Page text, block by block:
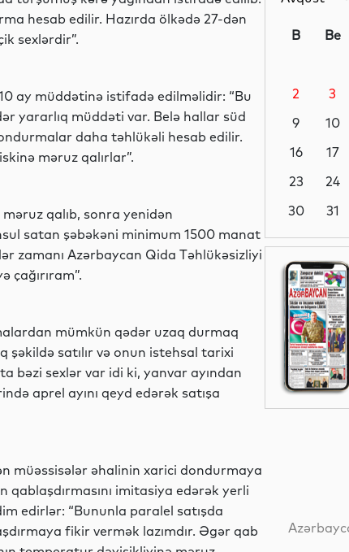
hesab edilir. Hazırda ölkədə 27-dən
sexlərdir”.
ay müddətinə istifadə edilməlidir: “Bu
yararlıq müddəti var. Belə hallar süd
daha təhlükəli hesab edilir.
məruz qalırlar”.
qalıb, sonra yenidən
satan şəbəkəni minimum 1500 manat
zamanı Azərbaycan Qida Təhlükəsizliyi
mümkün qədər uzaq durmaq
şəkildə satılır və onun istehsal tarixi
bəzi sexlər var idi ki, yanvar ayından
aprel ayını qeyd edərək satışa
müəssisələr əhalinin xarici dondurmaya
imitasiya edərək yerli
edirlər: “Bununla paralel satışda
fikir vermək lazımdır. Əgər qab
Dünya
Siyasət
Siyasət
Dünya
B Be
2
3
9
10
16
17
23
24
30
31